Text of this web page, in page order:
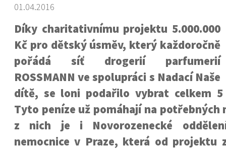
01.04.2016
Díky charitativnímu projektu 5.000.000
Kč pro dětský úsměv, který každoročně
pořádá síť drogerií parfumerií
ROSSMANN ve spolupráci s Nadací Naše
dítě, se loni podařilo vybrat celkem 5
Tyto peníze už pomáhají na potřebných
z nich je i Novorozenecké
nemocnice v Praze, která od projektu